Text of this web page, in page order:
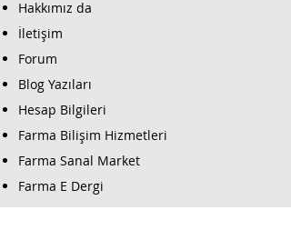
Hakkımız da
İletişim
Forum
Blog Yazıları
Hesap Bilgileri
Farma Bilişim Hizmetleri
Farma Sanal Market
Farma E Dergi